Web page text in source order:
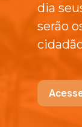
dia
serão